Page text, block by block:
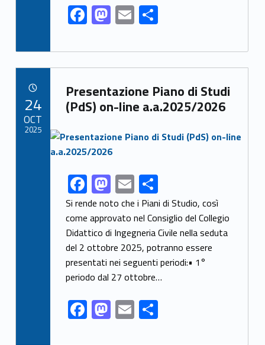
F
ac
e
b
o
o
k
M
as
to
d
o
n
E
m
ai
l
C
n
di
vi
di
Link identifier archive #link-archive-58772
Presentazione Piano di Studi
(PdS) on-line a.a.2025/2026
Link identifier archive #link-archive-thumb-soap-44427
Link identifier share facebook archive #share-link-archive-23333F
ac
e
b
o
o
k
M
as
to
d
o
n
E
m
ai
l
C
o
n
di
vi
di
Si rende noto che i Piani di Studio, così
come approvato nel Consiglio del Collegio
Didattico di Ingegneria Civile nella seduta
del 2 ottobre 2025, potranno essere
presentati nei seguenti periodi:• 1°
periodo dal 27 ottobre…
F
ac
M
as
E
m
C
o
24
OCT
2025